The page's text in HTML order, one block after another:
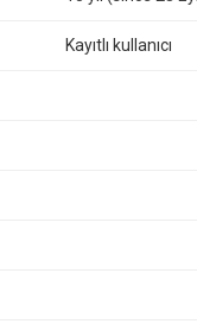
Kayıtlı kullanıcı